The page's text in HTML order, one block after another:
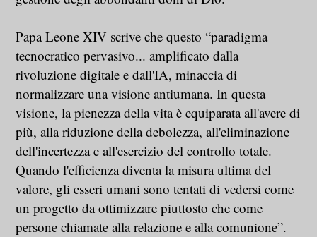
Papa Leone XIV scrive che questo “paradigma
tecnocratico pervasivo... amplificato dalla
rivoluzione digitale e dall'IA, minaccia di
normalizzare una visione antiumana. In questa
visione, la pienezza della vita è equiparata all'avere di
più, alla riduzione della debolezza, all'eliminazione
dell'incertezza e all'esercizio del controllo totale.
Quando l'efficienza diventa la misura ultima del
valore, gli esseri umani sono tentati di vedersi come
un progetto da ottimizzare piuttosto che come
persone chiamate alla relazione e alla comunione”.